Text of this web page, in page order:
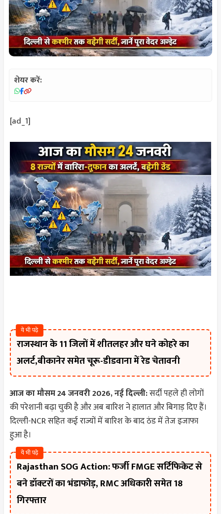
शेयर करें:
[ad_1]
ये भी पढ़े
राजस्थान के 11 जिलों में शीतलहर और घने कोहरे का
अलर्ट,बीकानेर समेत चूरू-डीडवाना में रेड चेतावनी
आज का मौसम 24 जनवरी 2026, नई दिल्ली:सर्दी पहले ही लोगों
की परेशानी बढ़ा चुकी है और अब बारिश ने हालात और बिगाड़ दिए हैं।
दिल्ली-NCR सहित कई राज्यों में बारिश के बाद ठंड में तेज इजाफा
हुआ है।
ये भी पढ़े
Rajasthan SOG Action: फर्जी FMGE सर्टिफिकेट से
बने डॉक्टरों का भंडाफोड़, RMC अधिकारी समेत 18
गिरफ्तार